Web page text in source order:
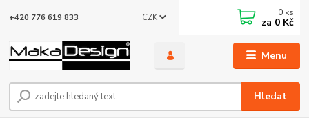
Menu
CZK
Hledat
+420 776 619 833 0 ks
za 0 Kč